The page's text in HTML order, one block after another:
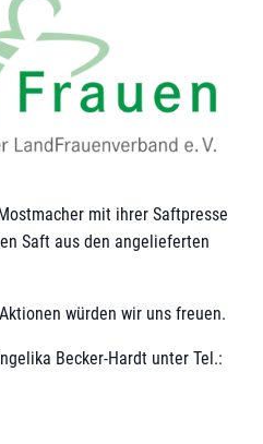
mit ihrer Saftpresse
Saft aus den angelieferten
würden wir uns freuen.
Becker-Hardt unter Tel.: